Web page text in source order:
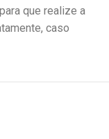
que realize a
caso